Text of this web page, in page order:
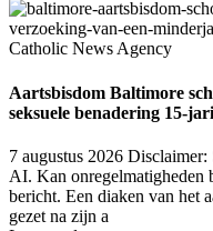
Catholic News Agency
Aartsbisdom Baltimore
seksuele benadering 15-
7 augustus 2026 Disclaimer:
AI. Kan onregelmatigheden
bericht. Een diaken van het
gezet na zijn a